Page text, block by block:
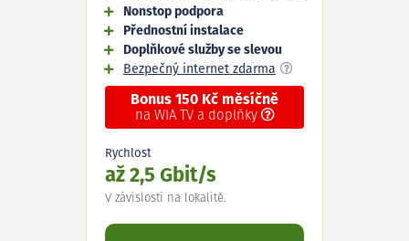
Nonstop podpora
Přednostní instalace
Doplňkové služby se slevou
Bezpečný internet zdarma
Bonus 150 Kč měsíčně
na WIA TV a doplňky
Rychlost
až 2,5 Gbit/s
V závislosti na lokalitě.